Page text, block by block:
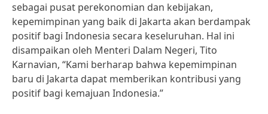
sebagai pusat perekonomian dan kebijakan,
kepemimpinan yang baik di Jakarta akan berdampak
positif bagi Indonesia secara keseluruhan. Hal ini
disampaikan oleh Menteri Dalam Negeri, Tito
Karnavian, “Kami berharap bahwa kepemimpinan
baru di Jakarta dapat memberikan kontribusi yang
positif bagi kemajuan Indonesia.”